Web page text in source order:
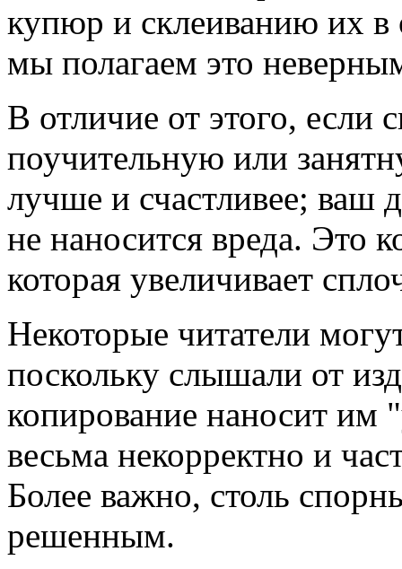
купюр и склеиванию их в
мы полагаем это
В отличие от этого, если
поучительную или
лучше и счастливее; ваш
не наносится вреда. Это
которая увеличивает
Некоторые читатели
поскольку слышали от
копирование наносит им
весьма некорректно и
Более важно, столь
решенным.